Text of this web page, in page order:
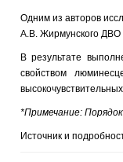
Одним из авторов
А.В. Жирмунского ДВО
В результате
свойством
*Примечание:
Источник и